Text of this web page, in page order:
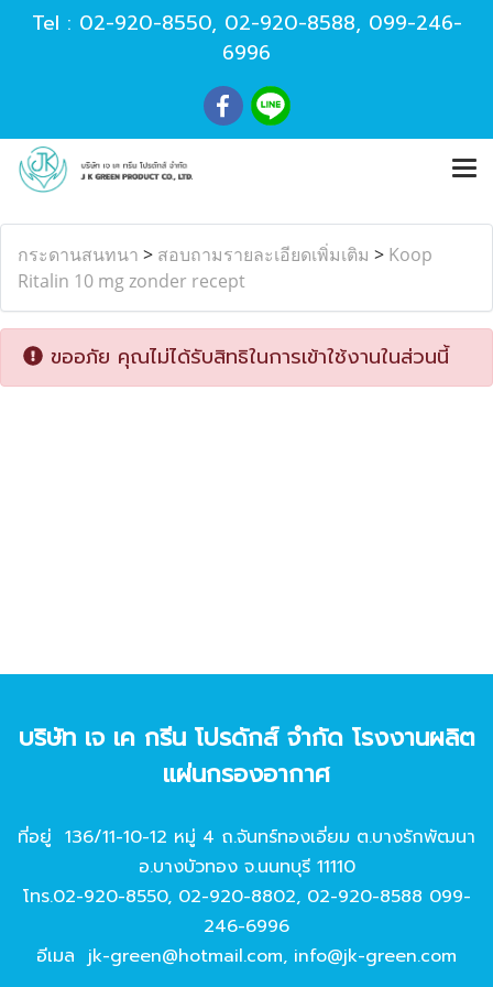
Tel : 02-920-8550, 02-920-8588, 099-246-
6996
กระดานสนทนา > สอบถามรายละเอียดเพิ่มเติม > Koop
Ritalin 10 mg zonder recept
ขออภัย คุณไม่ได้รับสิทธิในการเข้าใช้งานในส่วนนี้
บริษัท เจ เค กรีน โปรดักส์ จํากัด โรงงานผลิต
แผ่นกรองอากาศ
ที่อยู่ 136/11-10-12 หมู่ 4 ถ.จันทร์ทองเอี่ยม ต.บางรักพัฒนา
อ.บางบัวทอง จ.นนทบุรี 11110
โทร.02-920-8550, 02-920-8802, 02-920-8588 099-
246-6996
อีเมล jk-green@hotmail.com, info@jk-green.com